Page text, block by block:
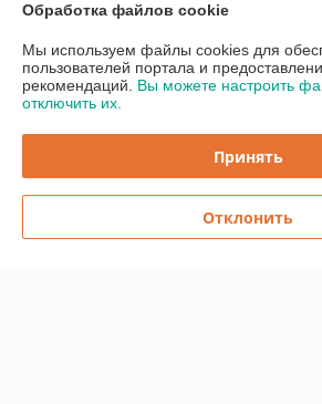
Полная версия сайта
Политика обработки cookies
Информация для покупателя
Обработка файлов cookie
Мы используем файлы cookies для
пользователей портала и
рекомендаций. Вы можете настроить
отключить их.
Принять
Отклонить